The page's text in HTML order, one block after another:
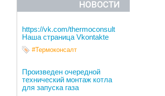
https://vk.com/thermoconsult
Наша страница Vkontakte
#Термоконсалт
Произведен очередной
технический монтаж котла
для запуска газа